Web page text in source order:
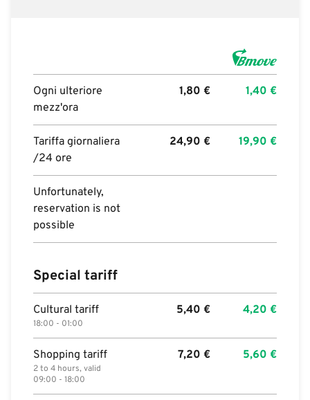
Ogni ulteriore
mezz'ora
1,80 € 1,40 €
Tariffa giornaliera
/24 ore
24,90 € 19,90 €
Unfortunately,
reservation is not
possible
Special tariff
Cultural tariff
18:00 - 01:00
5,40 € 4,20 €
Shopping tariff
2 to 4 hours, valid
09:00 - 18:00
7,20 € 5,60 €